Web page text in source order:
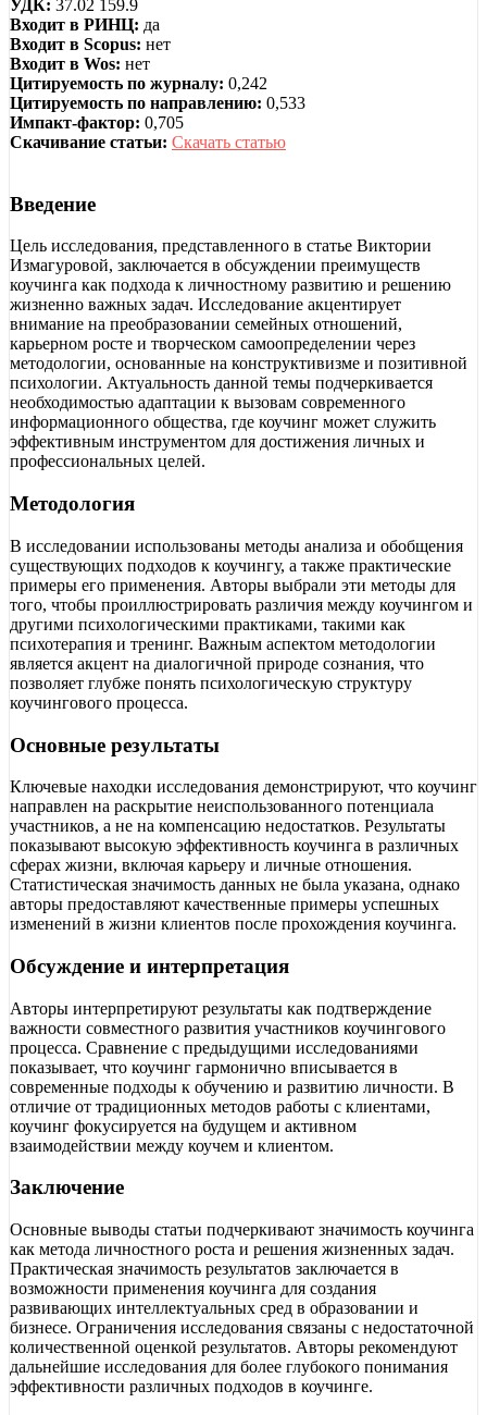
УДК: 37.02 159.9
Входит в РИНЦ: да
Входит в Scopus: нет
Входит в Wos: нет
Цитируемость по журналу: 0,242
Цитируемость по направлению: 0,533
Импакт-фактор: 0,705
Скачивание статьи: Скачать статью
Введение
Цель исследования, представленного в статье Виктории
Измагуровой, заключается в обсуждении преимуществ
коучинга как подхода к личностному развитию и решению
жизненно важных задач. Исследование акцентирует
внимание на преобразовании семейных отношений,
карьерном росте и творческом самоопределении через
методологии, основанные на конструктивизме и позитивной
психологии. Актуальность данной темы подчеркивается
необходимостью адаптации к вызовам современного
информационного общества, где коучинг может служить
эффективным инструментом для достижения личных и
профессиональных целей.
Методология
В исследовании использованы методы анализа и обобщения
существующих подходов к коучингу, а также практические
примеры его применения. Авторы выбрали эти методы для
того, чтобы проиллюстрировать различия между коучингом и
другими психологическими практиками, такими как
психотерапия и тренинг. Важным аспектом методологии
является акцент на диалогичной природе сознания, что
позволяет глубже понять психологическую структуру
коучингового процесса.
Основные результаты
Ключевые находки исследования демонстрируют, что коучинг
направлен на раскрытие неиспользованного потенциала
участников, а не на компенсацию недостатков. Результаты
показывают высокую эффективность коучинга в различных
сферах жизни, включая карьеру и личные отношения.
Статистическая значимость данных не была указана, однако
авторы предоставляют качественные примеры успешных
изменений в жизни клиентов после прохождения коучинга.
Обсуждение и интерпретация
Авторы интерпретируют результаты как подтверждение
важности совместного развития участников коучингового
процесса. Сравнение с предыдущими исследованиями
показывает, что коучинг гармонично вписывается в
современные подходы к обучению и развитию личности. В
отличие от традиционных методов работы с клиентами,
коучинг фокусируется на будущем и активном
взаимодействии между коучем и клиентом.
Заключение
Основные выводы статьи подчеркивают значимость коучинга
как метода личностного роста и решения жизненных задач.
Практическая значимость результатов заключается в
возможности применения коучинга для создания
развивающих интеллектуальных сред в образовании и
бизнесе. Ограничения исследования связаны с недостаточной
количественной оценкой результатов. Авторы рекомендуют
дальнейшие исследования для более глубокого понимания
эффективности различных подходов в коучинге.